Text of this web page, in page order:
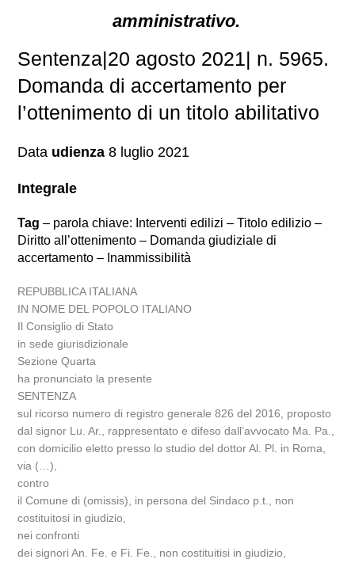
amministrativo.
Sentenza|20 agosto 2021| n. 5965.
Domanda di accertamento per
l’ottenimento di un titolo abilitativo
Data udienza 8 luglio 2021
Integrale
Tag – parola chiave: Interventi edilizi – Titolo edilizio –
Diritto all’ottenimento – Domanda giudiziale di
accertamento – Inammissibilità
REPUBBLICA ITALIANA
IN NOME DEL POPOLO ITALIANO
Il Consiglio di Stato
in sede giurisdizionale
Sezione Quarta
ha pronunciato la presente
SENTENZA
sul ricorso numero di registro generale 826 del 2016, proposto
dal signor Lu. Ar., rappresentato e difeso dall’avvocato Ma. Pa.,
con domicilio eletto presso lo studio del dottor Al. Pl. in Roma,
via (…),
contro
il Comune di (omissis), in persona del Sindaco p.t., non
costituitosi in giudizio,
nei confronti
dei signori An. Fe. e Fi. Fe., non costituitisi in giudizio,